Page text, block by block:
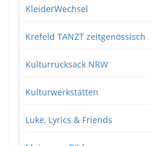
KleiderWechsel
Krefeld TANZT zeitgenössisch
Kulturrucksack NRW
Kulturwerkstätten
Luke, Lyrics & Friends